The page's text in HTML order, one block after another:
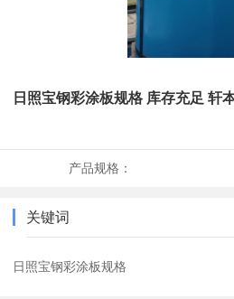
日照宝钢彩涂板规格 库存充足 轩
产品规格：
关键词
日照宝钢彩涂板规格